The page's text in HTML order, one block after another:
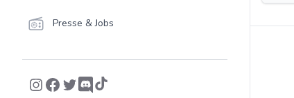
Presse & Jobs